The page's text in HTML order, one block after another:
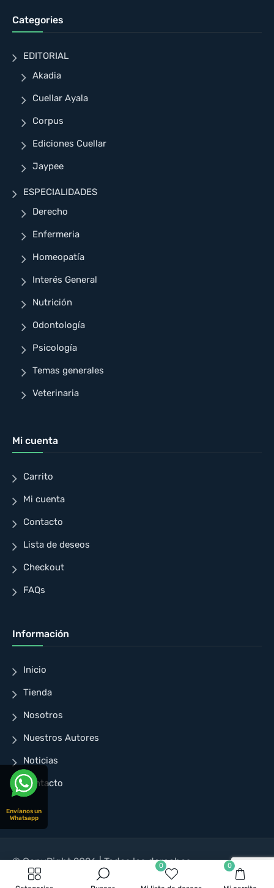
0 0
Categories
EDITORIAL
Akadia
Cuellar Ayala
Corpus
Ediciones Cuellar
Jaypee
ESPECIALIDADES
Derecho
Enfermeria
Homeopatía
Interés General
Nutrición
Odontología
Psicología
Temas generales
Veterinaria
Mi cuenta
Carrito
Mi cuenta
Contacto
Lista de deseos
Checkout
FAQs
Información
Inicio
Tienda
Nosotros
Nuestros Autores
Noticias
Contacto
© CopyRight 2026 | Todos los derechos
reservados | Diseñado para Cuellar Ayala
Envíanos un
Whatsapp